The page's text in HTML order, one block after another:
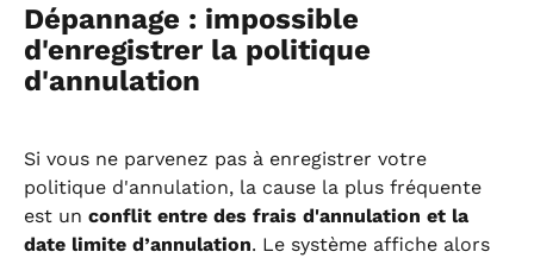
Dépannage : impossible
d'enregistrer la politique
d'annulation
Si vous ne parvenez pas à enregistrer votre
politique d'annulation, la cause la plus fréquente
est un conflit entre des frais d'annulation et la
date limite d’annulation. Le système affiche alors